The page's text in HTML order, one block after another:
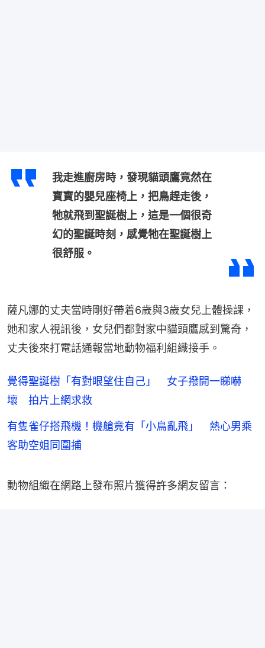
我走進廚房時，發現貓頭鷹竟然在
寶寶的嬰兒座椅上，把鳥趕走後，
牠就飛到聖誕樹上，這是一個很奇
幻的聖誕時刻，感覺牠在聖誕樹上
很舒服。
薩凡娜的丈夫當時剛好帶着6歲與3歲女兒上體操課，
她和家人視訊後，女兒們都對家中貓頭鷹感到驚奇，
丈夫後來打電話通報當地動物福利組織接手。
覺得聖誕樹「有對眼望住自己」 女子撥開一睇嚇
壞 拍片上網求救
有隻雀仔搭飛機！機艙竟有「小鳥亂飛」 熱心男乘
客助空姐同圍捕
動物組織在網路上發布照片獲得許多網友留言：